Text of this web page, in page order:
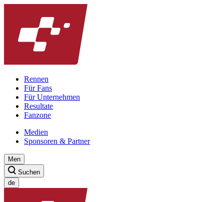
Rennen
Für Fans
Für Unternehmen
Resultate
Fanzone
Medien
Sponsoren & Partner
Men
Suchen
de